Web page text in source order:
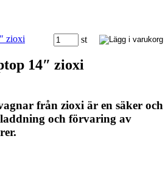
st
14″ zioxi
från zioxi är en säker och
och förvaring av